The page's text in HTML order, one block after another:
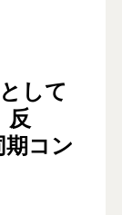
して
反
期コン